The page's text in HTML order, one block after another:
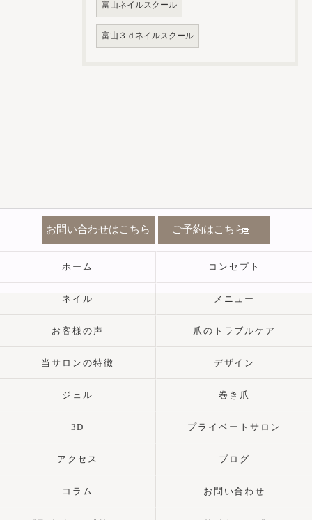
富山ネイルスクール
富山３ｄネイルスクール
お問い合わせはこちら ご予約はこちら
ホーム コンセプト
ネイル メニュー
お客様の声 爪のトラブルケア
当サロンの特徴 デザイン
ジェル 巻き爪
3D プライベートサロン
アクセス ブログ
コラム お問い合わせ